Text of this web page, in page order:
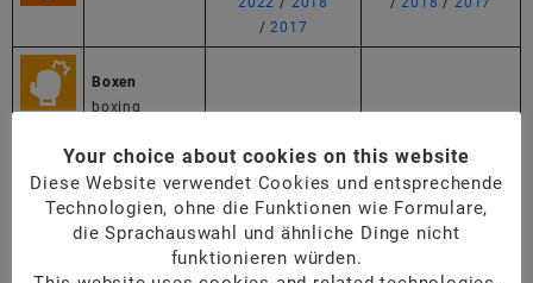
/2017
Boxen
boxing
Fitness
Fußball
2025 /2024 /
2018 / 2017
/ 2016
2025/2024
Your choice about cookies on this website
Diese Website verwendet Cookies und entsprechende
Technologien, ohne die Funktionen wie Formulare,
die Sprachauswahl und ähnliche Dinge nicht
funktionieren würden.